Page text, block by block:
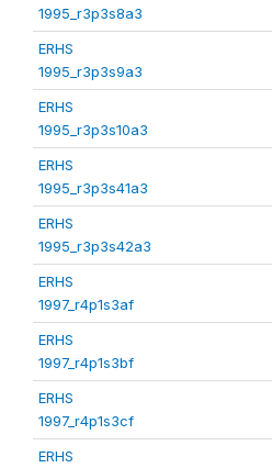
1995_r3p3s8a3
ERHS
1995_r3p3s9a3
ERHS
1995_r3p3s10a3
ERHS
1995_r3p3s41a3
ERHS
1995_r3p3s42a3
ERHS
1997_r4p1s3af
ERHS
1997_r4p1s3bf
ERHS
1997_r4p1s3cf
ERHS